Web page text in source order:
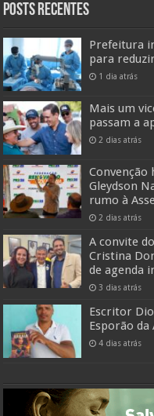
Posts Recentes
Prefeitura
para
1 dia atrás
Mais um
passam a
2 dias atrás
Convenção
Gleydson
rumo à
2 dias atrás
A convite
Cristina
de agenda
3 dias atrás
Escritor
Esporão da
4 dias atrás